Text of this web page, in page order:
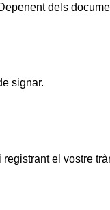
dels
signar.
el vostre